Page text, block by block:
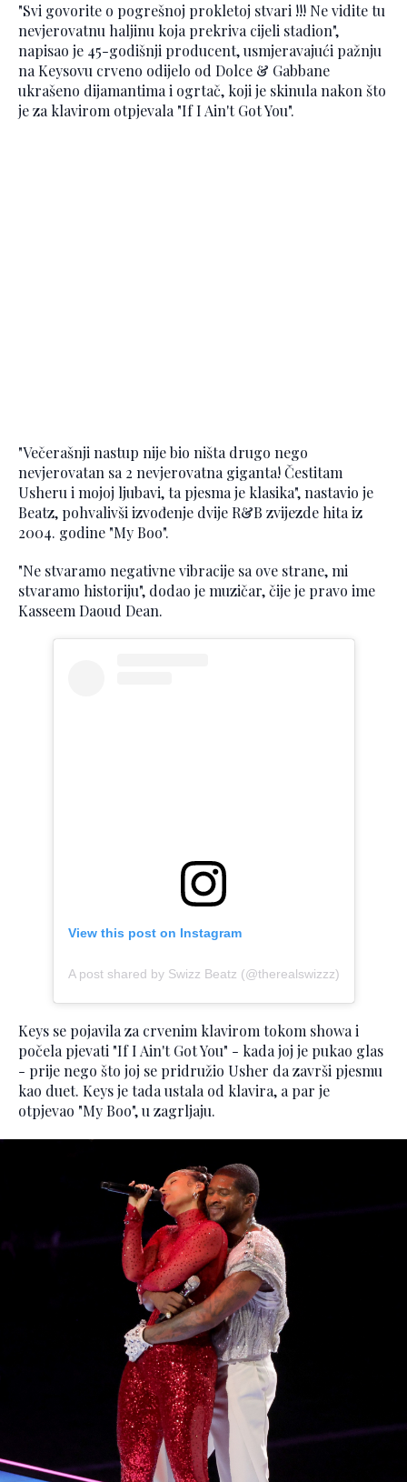
"Svi govorite o pogrešnoj prokletoj stvari !!! Ne vidite tu
nevjerovatnu haljinu koja prekriva cijeli stadion",
napisao je 45-godišnji producent, usmjeravajući pažnju
na Keysovu crveno odijelo od Dolce & Gabbane
ukrašeno dijamantima i ogrtač, koji je skinula nakon što
je za klavirom otpjevala "If I Ain't Got You".
"Večerašnji nastup nije bio ništa drugo nego
nevjerovatan sa 2 nevjerovatna giganta! Čestitam
Usheru i mojoj ljubavi, ta pjesma je klasika", nastavio je
Beatz, pohvalivši izvođenje dvije R&B zvijezde hita iz
2004. godine "My Boo".
"Ne stvaramo negativne vibracije sa ove strane, mi
stvaramo historiju", dodao je muzičar, čije je pravo ime
Kasseem Daoud Dean.
View this post on Instagram
A post shared by Swizz Beatz (@therealswizzz)
Keys se pojavila za crvenim klavirom tokom showa i
počela pjevati "If I Ain't Got You" - kada joj je pukao glas
- prije nego što joj se pridružio Usher da završi pjesmu
kao duet. Keys je tada ustala od klavira, a par je
otpjevao "My Boo", u zagrljaju.